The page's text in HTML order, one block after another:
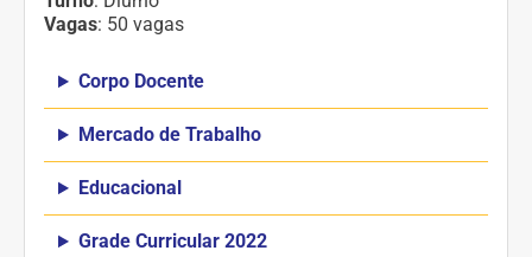
Vagas: 50 vagas
Corpo Docente
Mercado de Trabalho
Educacional
Grade Curricular 2022